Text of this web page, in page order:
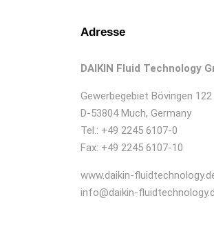
Adresse
DAIKIN Fluid Technology
Gewerbegebiet Bövingen 122
D-53804 Much, Germany
Tel.: +49 2245 6107-0
Fax: +49 2245 6107-10
www.daikin-
info@daikin-